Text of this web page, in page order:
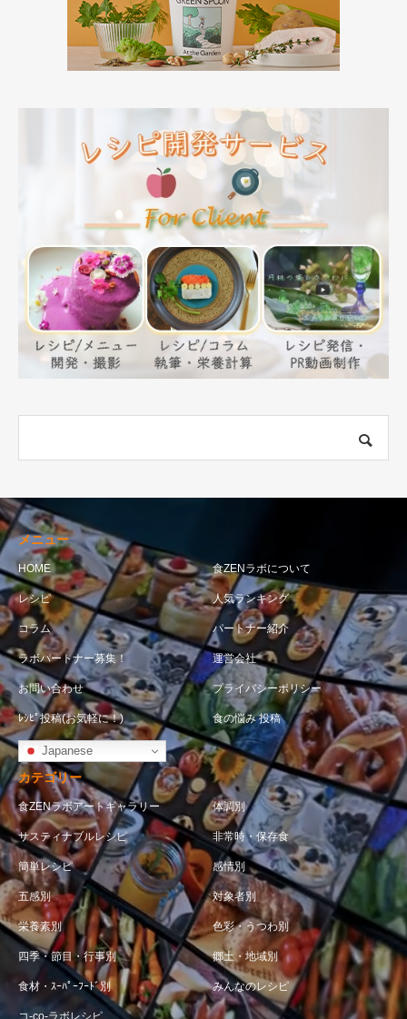
メニュー
HOME 食ZENラボについて
レシピ 人気ランキング
コラム パートナー紹介
ラボパートナー募集！ 運営会社
お問い合わせ プライバシーポリシー
ﾚｼﾋﾟ投稿(お気軽に！) 食の悩み 投稿
Japanese
カテゴリー
食ZENラボアートギャラリー 体調別
サスティナブルレシピ 非常時・保存食
簡単レシピ 感情別
五感別 対象者別
栄養素別 色彩・うつわ別
四季・節目・行事別 郷土・地域別
食材・ｽｰﾊﾟｰﾌｰﾄﾞ別 みんなのレシピ
コ-co-ラボレシピ